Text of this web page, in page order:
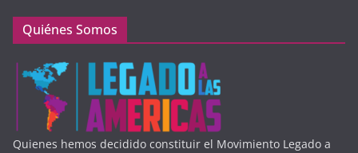
Quiénes Somos
Quienes hemos decidido constituir el Movimiento Legado a